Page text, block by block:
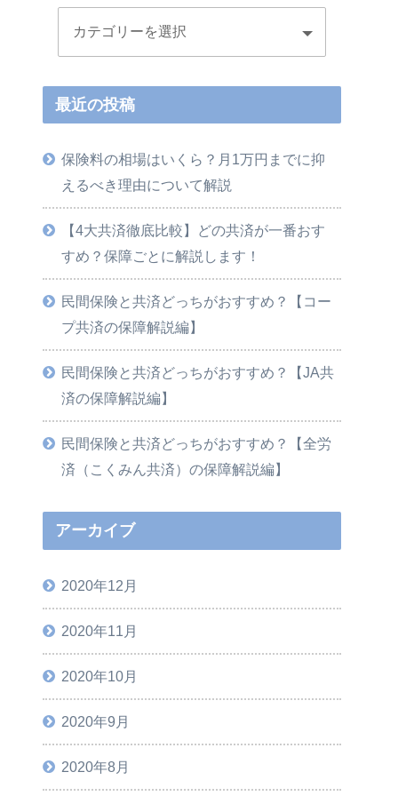
最近の投稿
保険料の相場はいくら？月1万円までに抑
えるべき理由について解説
【4大共済徹底比較】どの共済が一番おす
すめ？保障ごとに解説します！
民間保険と共済どっちがおすすめ？【コー
プ共済の保障解説編】
民間保険と共済どっちがおすすめ？【JA共
済の保障解説編】
民間保険と共済どっちがおすすめ？【全労
済（こくみん共済）の保障解説編】
アーカイブ
2020年12月
2020年11月
2020年10月
2020年9月
2020年8月